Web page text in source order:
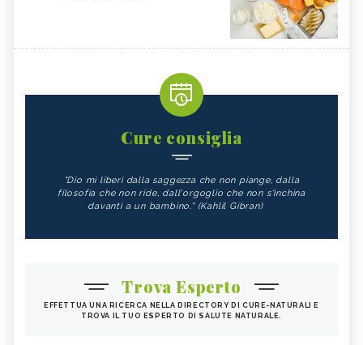
Cure consiglia
"Dio mi liberi dalla saggezza che non piange, dalla
filosofia che non ride, dall'orgoglio che non s'inchina
davanti a un bambino." (Kahlil Gibran)
Trova Esperto
EFFETTUA UNA RICERCA NELLA DIRECTORY DI CURE-NATURALI E
TROVA IL TUO ESPERTO DI SALUTE NATURALE.